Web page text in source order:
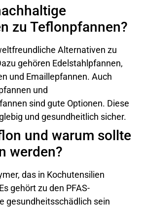
zu Teflonpfannen?
Alternativen zu
gehören Edelstahlpfannen,
und Emaillepfannen. Auch
und
sind gute Optionen. Diese
und gesundheitlich sicher.
und warum sollte
werden?
das in Kochutensilien
gehört zu den PFAS-
gesundheitsschädlich sein